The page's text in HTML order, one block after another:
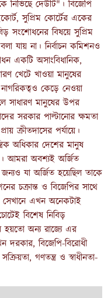
নিভিছে দেউটি"। বিজেপি
সুপ্রিম কোর্টের একের
সংশোধনের বিষয়ে সুপ্রিম
যায় না। নির্বাচন কমিশনও
একটি অসাংবিধানিক,
খেটে খাওয়া মানুষের
কেড়ে নেওয়া
মানুষের উপর
সরকার পাল্টানোর ক্ষমতা
ক্রীতদাসের পর্যায়ে।
অধিকার দেশের মানুষ
আমরা অবশ্যই অর্জিত
জন্যও যা অর্জিত হয়েছিল তাকে
চক্রান্ত ও বিজেপির সাথে
এখন অনেকটাই
বিশেষ নিবিড়
অন্য রাজ্যে এর
দরকার, বিজেপি-বিরোধী
গণতন্ত্র ও স্বাধীনতা-